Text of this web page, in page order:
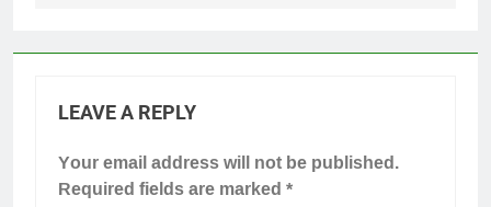
LEAVE A REPLY
Your email address will not be published.
Required fields are marked*